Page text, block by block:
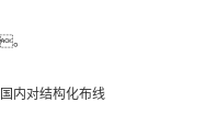
。
对结构化布线